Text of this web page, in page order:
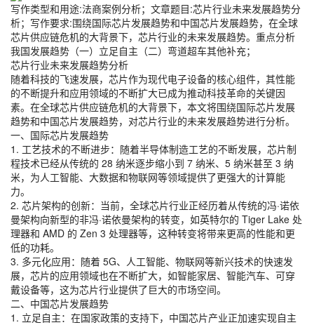
写作类型和用途:法商案例分析；文章题目:芯片行业未来发展趋势分
析；写作要求:围绕国际芯片发展趋势和中国芯片发展趋势，在全球
芯片供应链危机的大背景下，芯片行业的未来发展趋势。重点分析
我国发展趋势（一）立足自主（二）弯道超车其他补充；
芯片行业未来发展趋势分析
随着科技的飞速发展，芯片作为现代电子设备的核心组件，其性能
的不断提升和应用领域的不断扩大已成为推动科技革命的关键因
素。在全球芯片供应链危机的大背景下，本文将围绕国际芯片发展
趋势和中国芯片发展趋势，对芯片行业的未来发展趋势进行分析。
一、国际芯片发展趋势
1. 工艺技术的不断进步：随着半导体制造工艺的不断发展，芯片制
程技术已经从传统的 28 纳米逐步缩小到 7 纳米、5 纳米甚至 3 纳
米，为人工智能、大数据和物联网等领域提供了更强大的计算能
力。
2. 芯片架构的创新：当前，全球芯片行业正经历着从传统的冯·诺依
曼架构向新型的非冯·诺依曼架构的转变，如英特尔的 Tiger Lake 处
理器和 AMD 的 Zen 3 处理器等，这种转变将带来更高的性能和更
低的功耗。
3. 多元化应用：随着 5G、人工智能、物联网等新兴技术的快速发
展，芯片的应用领域也在不断扩大，如智能家居、智能汽车、可穿
戴设备等，这为芯片行业提供了巨大的市场空间。
二、中国芯片发展趋势
1. 立足自主：在国家政策的支持下，中国芯片产业正加速实现自主